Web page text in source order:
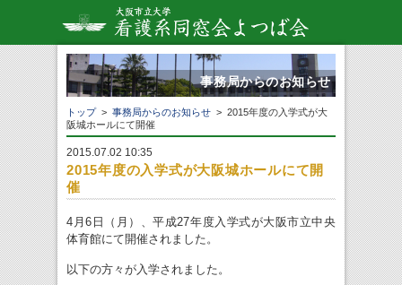
事務局からのお知らせ
トップ > 事務局からのお知らせ > 2015年度の入学式が大
阪城ホールにて開催
2015.07.02 10:35
2015年度の入学式が大阪城ホールにて開
催
4月6日（月）、平成27年度入学式が大阪市立中央
体育館にて開催されました。
以下の方々が入学されました。